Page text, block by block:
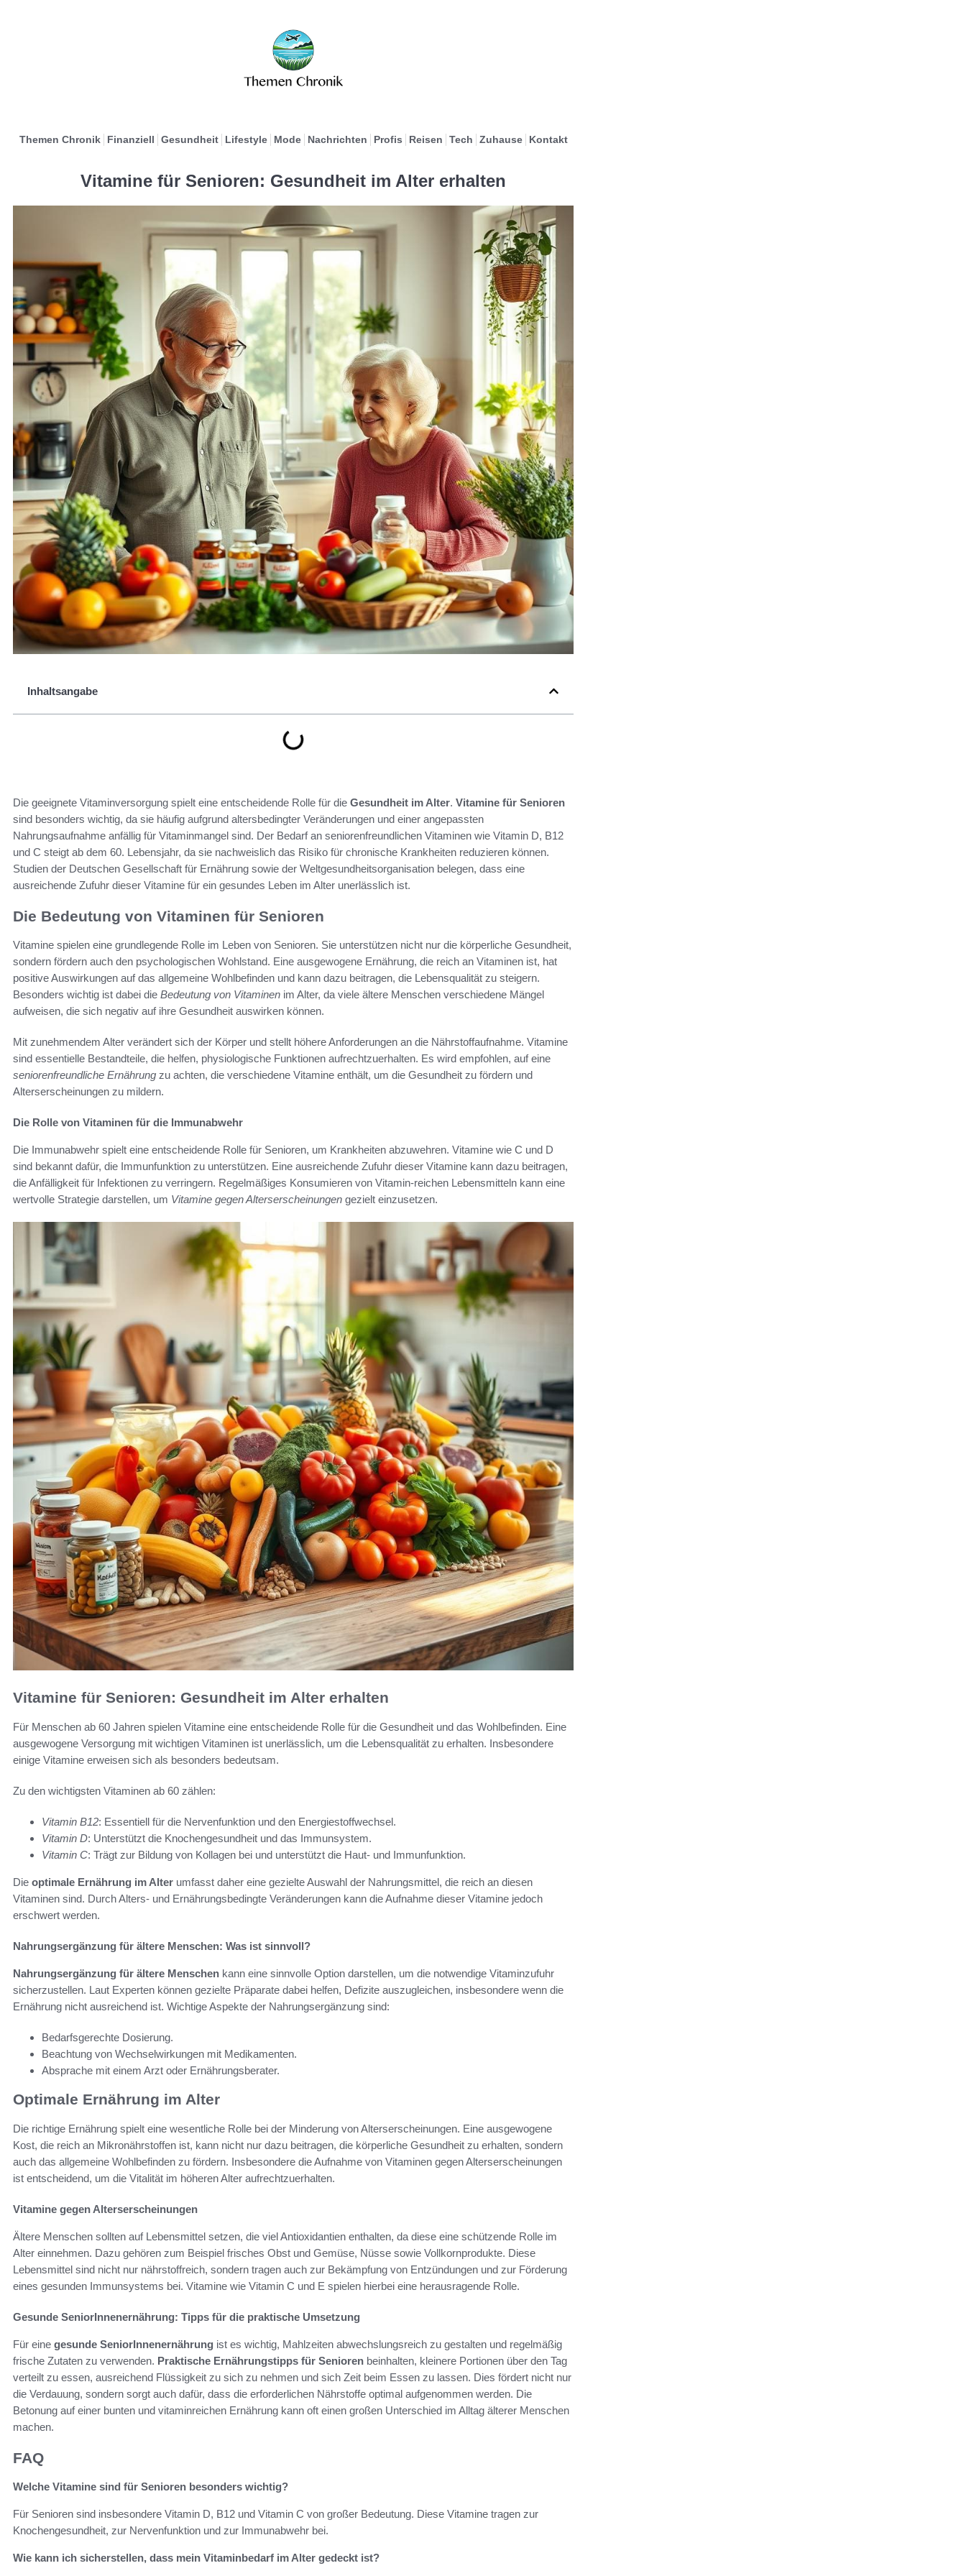
Themen Chronik Finanziell Gesundheit Lifestyle Mode Nachrichten Profis Reisen Tech Zuhause Kontakt
Vitamine für Senioren: Gesundheit im Alter erhalten
Inhaltsangabe
Die geeignete Vitaminversorgung spielt eine entscheidende Rolle für die Gesundheit im Alter. Vitamine für Senioren
sind besonders wichtig, da sie häufig aufgrund altersbedingter Veränderungen und einer angepassten
Nahrungsaufnahme anfällig für Vitaminmangel sind. Der Bedarf an seniorenfreundlichen Vitaminen wie Vitamin D, B12
und C steigt ab dem 60. Lebensjahr, da sie nachweislich das Risiko für chronische Krankheiten reduzieren können.
Studien der Deutschen Gesellschaft für Ernährung sowie der Weltgesundheitsorganisation belegen, dass eine
ausreichende Zufuhr dieser Vitamine für ein gesundes Leben im Alter unerlässlich ist.
Die Bedeutung von Vitaminen für Senioren
Vitamine spielen eine grundlegende Rolle im Leben von Senioren. Sie unterstützen nicht nur die körperliche Gesundheit,
sondern fördern auch den psychologischen Wohlstand. Eine ausgewogene Ernährung, die reich an Vitaminen ist, hat
positive Auswirkungen auf das allgemeine Wohlbefinden und kann dazu beitragen, die Lebensqualität zu steigern.
Besonders wichtig ist dabei die Bedeutung von Vitaminen im Alter, da viele ältere Menschen verschiedene Mängel
aufweisen, die sich negativ auf ihre Gesundheit auswirken können.
Mit zunehmendem Alter verändert sich der Körper und stellt höhere Anforderungen an die Nährstoffaufnahme. Vitamine
sind essentielle Bestandteile, die helfen, physiologische Funktionen aufrechtzuerhalten. Es wird empfohlen, auf eine
seniorenfreundliche Ernährung zu achten, die verschiedene Vitamine enthält, um die Gesundheit zu fördern und
Alterserscheinungen zu mildern.
Die Rolle von Vitaminen für die Immunabwehr
Die Immunabwehr spielt eine entscheidende Rolle für Senioren, um Krankheiten abzuwehren. Vitamine wie C und D
sind bekannt dafür, die Immunfunktion zu unterstützen. Eine ausreichende Zufuhr dieser Vitamine kann dazu beitragen,
die Anfälligkeit für Infektionen zu verringern. Regelmäßiges Konsumieren von Vitamin-reichen Lebensmitteln kann eine
wertvolle Strategie darstellen, um Vitamine gegen Alterserscheinungen gezielt einzusetzen.
Vitamine für Senioren: Gesundheit im Alter erhalten
Für Menschen ab 60 Jahren spielen Vitamine eine entscheidende Rolle für die Gesundheit und das Wohlbefinden. Eine
ausgewogene Versorgung mit wichtigen Vitaminen ist unerlässlich, um die Lebensqualität zu erhalten. Insbesondere
einige Vitamine erweisen sich als besonders bedeutsam.
Zu den wichtigsten Vitaminen ab 60 zählen:
Vitamin B12: Essentiell für die Nervenfunktion und den Energiestoffwechsel.
Vitamin D: Unterstützt die Knochengesundheit und das Immunsystem.
Vitamin C: Trägt zur Bildung von Kollagen bei und unterstützt die Haut- und Immunfunktion.
Die optimale Ernährung im Alter umfasst daher eine gezielte Auswahl der Nahrungsmittel, die reich an diesen
Vitaminen sind. Durch Alters- und Ernährungsbedingte Veränderungen kann die Aufnahme dieser Vitamine jedoch
erschwert werden.
Nahrungsergänzung für ältere Menschen: Was ist sinnvoll?
Nahrungsergänzung für ältere Menschen kann eine sinnvolle Option darstellen, um die notwendige Vitaminzufuhr
sicherzustellen. Laut Experten können gezielte Präparate dabei helfen, Defizite auszugleichen, insbesondere wenn die
Ernährung nicht ausreichend ist. Wichtige Aspekte der Nahrungsergänzung sind:
Bedarfsgerechte Dosierung.
Beachtung von Wechselwirkungen mit Medikamenten.
Absprache mit einem Arzt oder Ernährungsberater.
Optimale Ernährung im Alter
Die richtige Ernährung spielt eine wesentliche Rolle bei der Minderung von Alterserscheinungen. Eine ausgewogene
Kost, die reich an Mikronährstoffen ist, kann nicht nur dazu beitragen, die körperliche Gesundheit zu erhalten, sondern
auch das allgemeine Wohlbefinden zu fördern. Insbesondere die Aufnahme von Vitaminen gegen Alterserscheinungen
ist entscheidend, um die Vitalität im höheren Alter aufrechtzuerhalten.
Vitamine gegen Alterserscheinungen
Ältere Menschen sollten auf Lebensmittel setzen, die viel Antioxidantien enthalten, da diese eine schützende Rolle im
Alter einnehmen. Dazu gehören zum Beispiel frisches Obst und Gemüse, Nüsse sowie Vollkornprodukte. Diese
Lebensmittel sind nicht nur nährstoffreich, sondern tragen auch zur Bekämpfung von Entzündungen und zur Förderung
eines gesunden Immunsystems bei. Vitamine wie Vitamin C und E spielen hierbei eine herausragende Rolle.
Gesunde SeniorInnenernährung: Tipps für die praktische Umsetzung
Für eine gesunde SeniorInnenernährung ist es wichtig, Mahlzeiten abwechslungsreich zu gestalten und regelmäßig
frische Zutaten zu verwenden. Praktische Ernährungstipps für Senioren beinhalten, kleinere Portionen über den Tag
verteilt zu essen, ausreichend Flüssigkeit zu sich zu nehmen und sich Zeit beim Essen zu lassen. Dies fördert nicht nur
die Verdauung, sondern sorgt auch dafür, dass die erforderlichen Nährstoffe optimal aufgenommen werden. Die
Betonung auf einer bunten und vitaminreichen Ernährung kann oft einen großen Unterschied im Alltag älterer Menschen
machen.
FAQ
Welche Vitamine sind für Senioren besonders wichtig?
Für Senioren sind insbesondere Vitamin D, B12 und Vitamin C von großer Bedeutung. Diese Vitamine tragen zur
Knochengesundheit, zur Nervenfunktion und zur Immunabwehr bei.
Wie kann ich sicherstellen, dass mein Vitaminbedarf im Alter gedeckt ist?